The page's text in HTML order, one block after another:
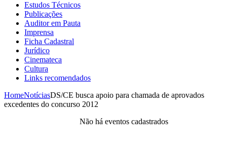
Estudos Técnicos
Publicações
Auditor em Pauta
Imprensa
Ficha Cadastral
Jurídico
Cinemateca
Cultura
Links recomendados
HomeNotíciasDS/CE busca apoio para chamada de aprovados
excedentes do concurso 2012
Não há eventos cadastrados